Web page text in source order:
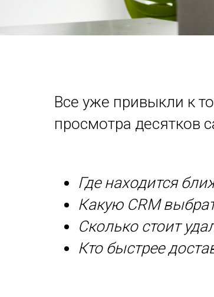
Все уже привыкли к
просмотра десятков
Где находится
Какую CRM
Сколько стоит
Кто быстрее